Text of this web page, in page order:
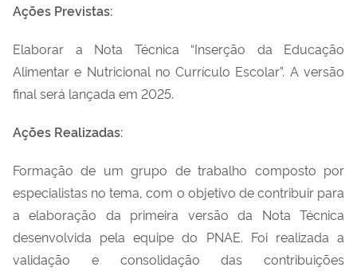
Ações Previstas:
Elaborar a Nota Técnica “Inserção da Educação
Alimentar e Nutricional no Currículo Escolar”. A versão
final será lançada em 2025.
Ações Realizadas:
Formação de um grupo de trabalho composto por
especialistas no tema, com o objetivo de contribuir para
a elaboração da primeira versãoda Nota Técnica
desenvolvida pela equipe do PNAE. Foi realizada a
validação e consolidação das contribuições